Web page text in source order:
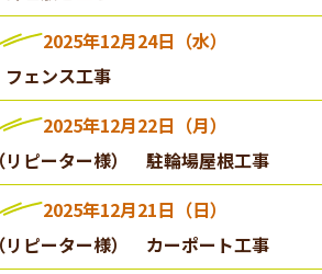
2025年12月24日（水）
ェンス工事
2025年12月22日（月）
リピーター様） 駐輪場屋根工事
2025年12月21日（日）
リピーター様） カーポート工事